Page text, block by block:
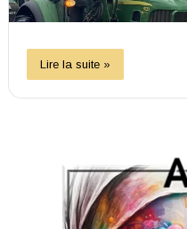
Lire la suite »